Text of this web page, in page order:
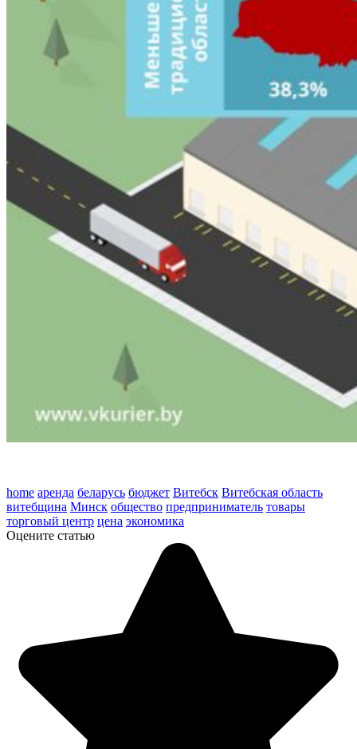
home аренда беларусь бюджет Витебск Витебская область
витебщина Минск общество предприниматель товары
торговый центр цена экономика
Оцените статью